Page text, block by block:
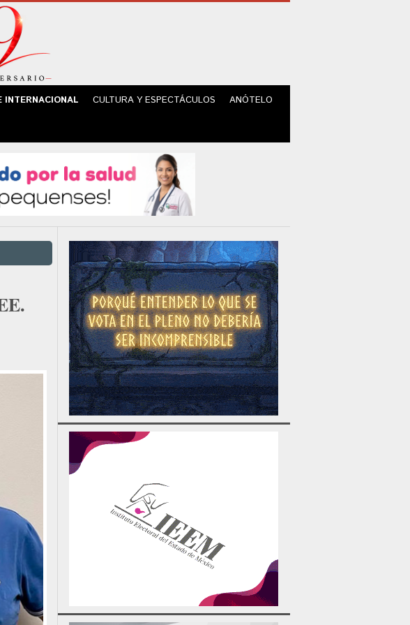
INTERNACIONAL CULTURA Y ESPECTÁCULOS ANÓTELO